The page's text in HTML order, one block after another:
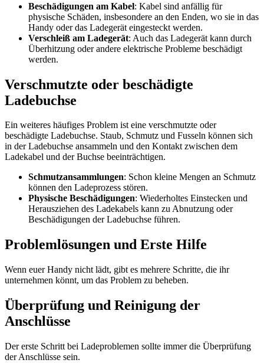
Beschädigungen am Kabel: Kabel sind anfällig für
physische Schäden, insbesondere an den Enden, wo sie in das
Handy oder das Ladegerät eingesteckt werden.
Verschleiß am Ladegerät: Auch das Ladegerät kann durch
Überhitzung oder andere elektrische Probleme beschädigt
werden.
Verschmutzte oder beschädigte
Ladebuchse
Ein weiteres häufiges Problem ist eine verschmutzte oder
beschädigte Ladebuchse. Staub, Schmutz und Fusseln können sich
in der Ladebuchse ansammeln und den Kontakt zwischen dem
Ladekabel und der Buchse beeinträchtigen.
Schmutzansammlungen: Schon kleine Mengen an Schmutz
können den Ladeprozess stören.
Physische Beschädigungen: Wiederholtes Einstecken und
Herausziehen des Ladekabels kann zu Abnutzung oder
Beschädigungen der Ladebuchse führen.
Problemlösungen und Erste Hilfe
Wenn euer Handy nicht lädt, gibt es mehrere Schritte, die ihr
unternehmen könnt, um das Problem zu beheben.
Überprüfung und Reinigung der
Anschlüsse
Der erste Schritt bei Ladeproblemen sollte immer die Überprüfung
der Anschlüsse sein.